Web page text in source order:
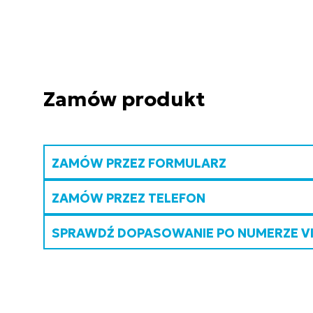
Zamów produkt
ZAMÓW PRZEZ FORMULARZ
ZAMÓW PRZEZ TELEFON
SPRAWDŹ DOPASOWANIE PO NUMERZE